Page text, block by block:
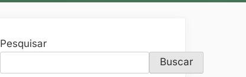
Pesquisar
Buscar